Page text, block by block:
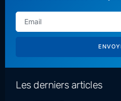
Les derniers articles